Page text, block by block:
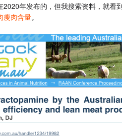
2020年发布的，但我搜索资料，就看
瘦肉含量。